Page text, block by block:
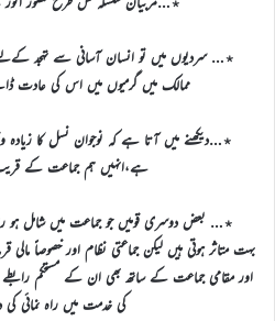
٭… سردیوں میں تو انسان آسانی سے تہجد
ممالک میں گرمیوں میں اس کی عادت
٭…دیکھنے میں آتا ہے کہ نوجوان نسل کا
ہے،انہیں ہم جماعت کے قریب
٭… بعض دوسری قومیں جو جماعت میں شامل ہو
بہت متاثر ہوتی ہیں لیکن جماعتی نظام اور خصوصاً
اور مقامی جماعت کے ساتھ بھی ان کے مستحکم
کی خدمت میں راہ نمائی